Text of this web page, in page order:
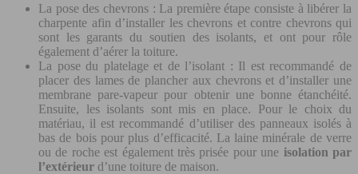
La pose des chevrons : La première étape consiste à libérer la
charpente afin d’installer les chevrons et contre chevrons qui
sont les garants du soutien des isolants, et ont pour rôle
également d’aérer la toiture.
La pose du platelage et de l’isolant : Il est recommandé de
placer des lames de plancher aux chevrons et d’installer une
membrane pare-vapeur pour obtenir une bonne étanchéité.
Ensuite, les isolants sont mis en place. Pour le choix du
matériau, il est recommandé d’utiliser des panneaux isolés à
bas de bois pour plus d’efficacité. La laine minérale de verre
ou de roche est également très prisée pour une isolation par
l’extérieur d’une toiture de maison.